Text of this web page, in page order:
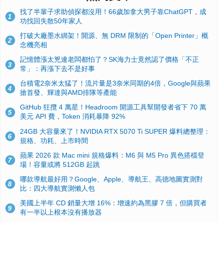
1
找了半輩子求助偵探都沒用！66歲加拿大男子靠ChatGPT，成
功找回失散50年家人
2
打破大廠墨水綁架！開源、無 DRM 限制的「Open Printer」概
念機亮相
3
記憶體漲太兇連老闆都怕了？SK海力士竟然認了價格「不正
常」：再漲下去不是好事
4
台積電2奈米太猛了！流片量是3奈米同期的4倍，Google與蘋果
搶首發、輝達與AMD排隊等產能
5
GitHub 狂攬 4 萬星！Headroom 開源工具幫開發者省下 70 萬
美元 API 費，Token 消耗暴降 92%
6
24GB 大容量來了！NVIDIA RTX 5070 Ti SUPER 爆料總整理：
規格、功耗、上市時間
7
蘋果 2026 款 Mac mini 規格爆料：M6 與 M5 Pro 異色搭檔登
場！容量或將 512GB 起跳
8
哪款導航最好用？Google、Apple、導航王、高德地圖實測對
比：四大導航實測懶人包
9
美國上半年 CD 銷量大增 16%：增速約為黑膠 7 倍，但購買者
有一半以上根本沒有播放器